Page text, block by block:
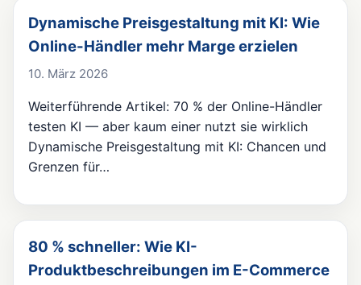
Dynamische Preisgestaltung mit KI: Wie
Online-Händler mehr Marge erzielen
10. März 2026
Weiterführende Artikel: 70 % der Online-Händler
testen KI — aber kaum einer nutzt sie wirklich
Dynamische Preisgestaltung mit KI: Chancen und
Grenzen für…
80 % schneller: Wie KI-
Produktbeschreibungen im E-Commerce